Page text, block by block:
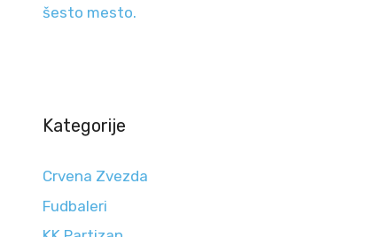
šesto mesto.
Kategorije
Crvena Zvezda
Fudbaleri